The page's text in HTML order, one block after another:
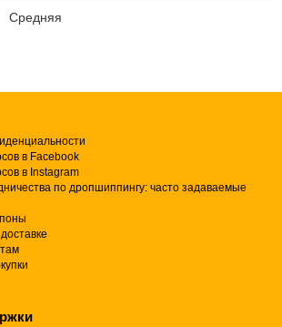
Средняя
в Facebook
в Instagram
по дропшиппингу: часто задаваемые